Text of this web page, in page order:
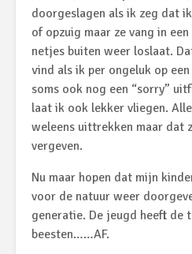
doorgeslagen als ik zeg dat
of opzuig maar ze vang in
netjes buiten weer loslaat.
vind als ik per ongeluk op
soms ook nog een “sorry”
laat ik ook lekker vliegen.
weleens uittrekken maar dat
vergeven.
Nu maar hopen dat mijn
voor de natuur weer
generatie. De jeugd heeft de
beesten……AF.